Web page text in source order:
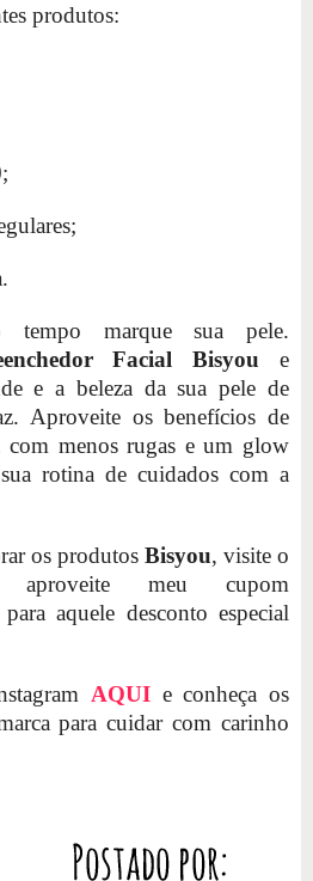
produtos:
marque sua pele.
Facial Bisyou e
e a beleza da sua pele de
Aproveite os benefícios de
com menos rugas e um glow
rotina de cuidados com a
os produtos Bisyou, visite o
meu cupom
para aquele desconto especial
AQUIe conheça os
para cuidar com carinho